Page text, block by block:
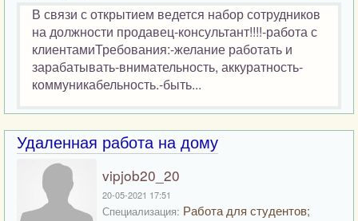
В связи с открытием ведется набор сотрудников
на должности продавец-консультант!!!!-работа с
клиентамиТребования:-желание работать и
зарабатывать-внимательность, аккуратность-
коммуникабельность.-быть...
Удаленная работа на дому
vipjob20_20
20-05-2021 17:51
Специализация: Работа для студентов;